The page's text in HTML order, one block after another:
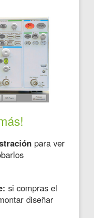
para ver
si compras el
diseñar